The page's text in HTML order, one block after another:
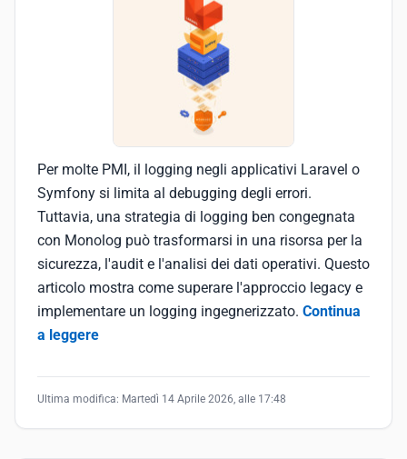
Per molte PMI, il logging negli applicativi Laravel o
Symfony si limita al debugging degli errori.
Tuttavia, una strategia di logging ben congegnata
con Monolog può trasformarsi in una risorsa per la
sicurezza, l'audit e l'analisi dei dati operativi. Questo
articolo mostra come superare l'approccio legacy e
implementare un logging ingegnerizzato. Continua
a leggere
Ultima modifica: Martedì 14 Aprile 2026, alle 17:48